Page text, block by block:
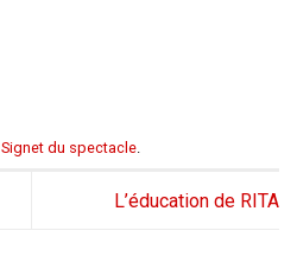
Signet du spectacle
L’éducation de RITA